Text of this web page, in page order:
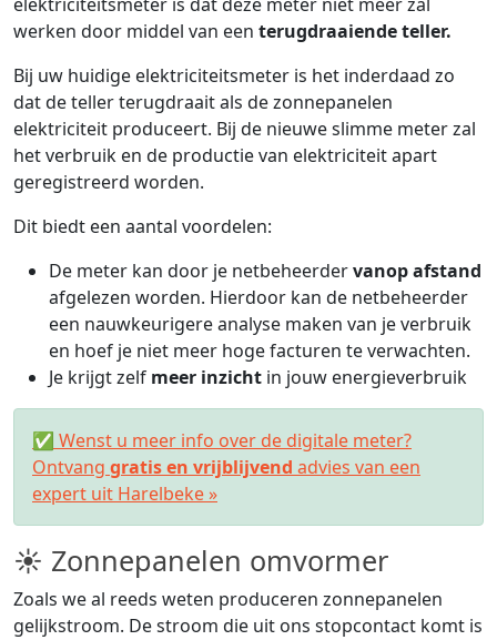
werken door middel van een terugdraaiende teller.
Bij uw huidige elektriciteitsmeter is het inderdaad zo
dat de teller terugdraait als de zonnepanelen
elektriciteit produceert. Bij de nieuwe slimme meter zal
het verbruik en de productie van elektriciteit apart
geregistreerd worden.
Dit biedt een aantal voordelen:
De meter kan door je netbeheerdervanop afstand
afgelezen worden. Hierdoor kan de netbeheerder
een nauwkeurigere analyse maken van je verbruik
en hoef je niet meer hoge facturen te verwachten.
Je krijgt zelf meer inzicht in jouw energieverbruik
✅ Wenst u meer info over de digitale meter?
Ontvang gratis en vrijblijvend advies van een
expert uit Harelbeke »
☀ Zonnepanelen omvormer
Zoals we al reeds weten produceren zonnepanelen
gelijkstroom. De stroom die uit ons stopcontact komt is